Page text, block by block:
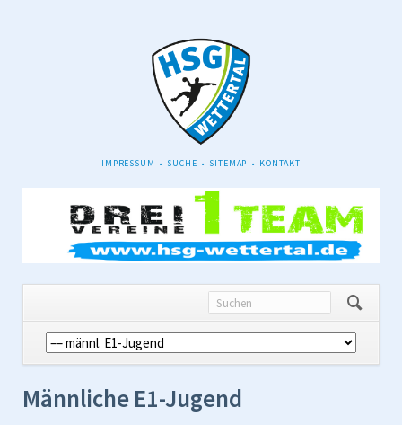
NAVIGATION
IMPRESSUM SUCHE SITEMAP KONTAKT
Navigation
überspringen
Männliche E1-Jugend